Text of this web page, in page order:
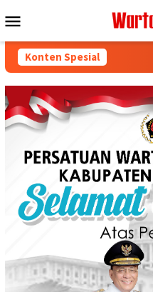
ke
Mobile
Konten Spesial